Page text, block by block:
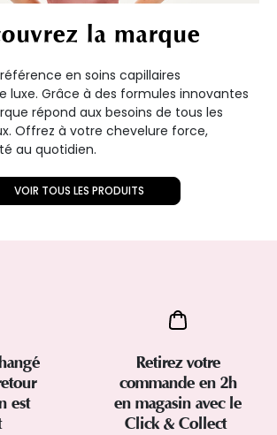
la marque
en soins capillaires
luxe. Grâce à des formules innovantes
répond aux besoins de tous les
Offrez à votre chevelure force,
au quotidien.
VOIR TOUS LES PRODUITS
est
Retirez votre
commande en 2h
en magasin avec le
Click & Collect